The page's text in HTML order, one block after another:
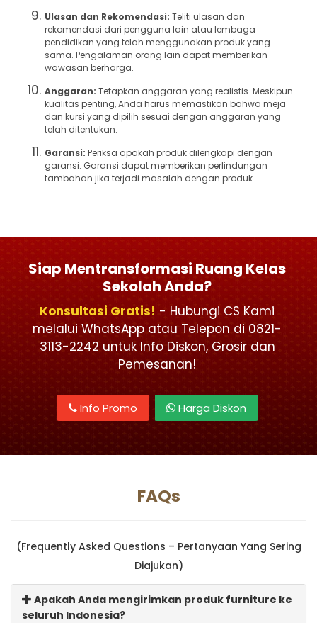
Ulasan dan Rekomendasi: Teliti ulasan dan
rekomendasi dari pengguna lain atau lembaga
pendidikan yang telah menggunakan produk yang
sama. Pengalaman orang lain dapat memberikan
wawasan berharga.
Anggaran: Tetapkan anggaran yang realistis. Meskipun
kualitas penting, Anda harus memastikan bahwa meja
dan kursi yang dipilih sesuai dengan anggaran yang
telah ditentukan.
Garansi: Periksa apakah produk dilengkapi dengan
garansi. Garansi dapat memberikan perlindungan
tambahan jika terjadi masalah dengan produk.
Siap Mentransformasi Ruang Kelas
Sekolah Anda?
Konsultasi Gratis! - Hubungi CS Kami
melalui WhatsApp atau Telepon di 0821-
3113-2242 untuk Info Diskon, Grosir dan
Pemesanan!
Info Promo Harga Diskon
FAQs
(Frequently Asked Questions – Pertanyaan Yang Sering
Diajukan)
Apakah Anda mengirimkan produk furniture ke
seluruh Indonesia?